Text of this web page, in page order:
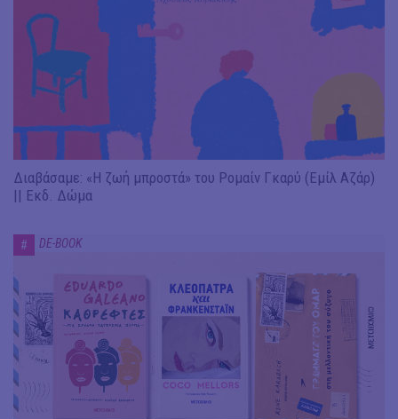
Διαβάσαμε: «Η ζωή μπροστά» του Ρομαίν Γκαρύ (Εμίλ Αζάρ)
|| Εκδ. Δώμα
# DE-BOOK